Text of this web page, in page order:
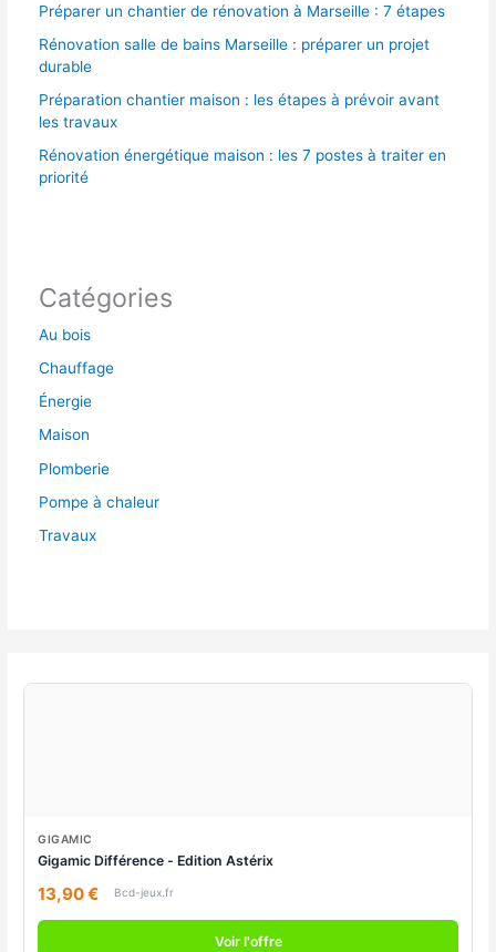
Préparer un chantier de rénovation à Marseille : 7 étapes
Rénovation salle de bains Marseille : préparer un projet
durable
Préparation chantier maison : les étapes à prévoir avant
les travaux
Rénovation énergétique maison : les 7 postes à traiter en
priorité
Catégories
Au bois
Chauffage
Énergie
Maison
Plomberie
Pompe à chaleur
Travaux
GIGAMIC
Gigamic Différence - Edition Astérix
13,90 € Bcd-jeux.fr
Voir l'offre